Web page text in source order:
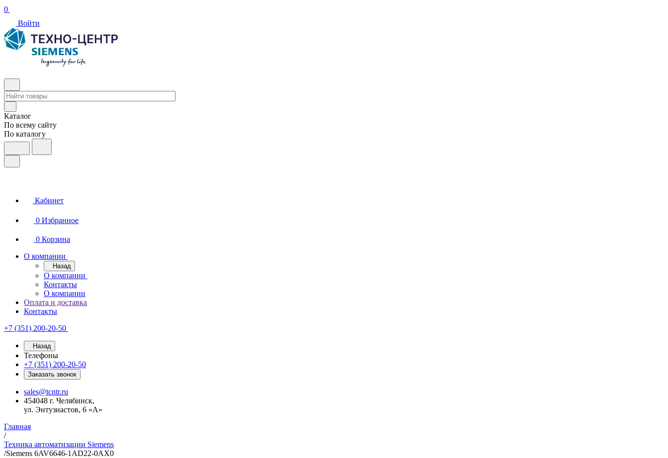
0
Войти
Каталог
По всему сайту
По каталогу
Кабинет
0 Избранное
0 Корзина
О компании
Назад
О компании
Контакты
О компании
Оплата и доставка
Контакты
+7 (351) 200-20-50
Назад
Телефоны
+7 (351) 200-20-50
Заказать звонок
sales@tcntr.ru
454048 г. Челябинск,
ул. Энтузиастов, 6 «А»
Главная
/
Техника автоматизации Siemens
/Siemens 6AV6646-1AD22-0AX0